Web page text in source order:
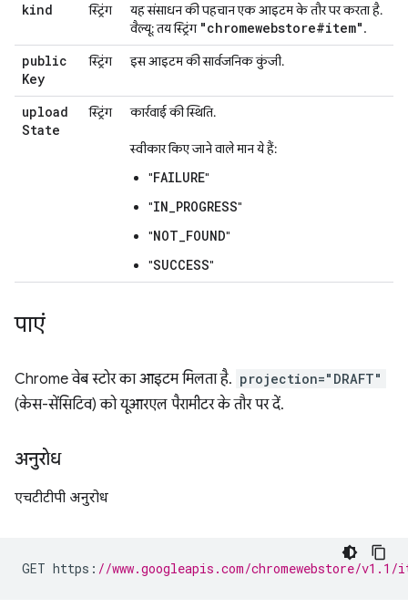
kind स्ट्रिंग
यह संसाधन की पहचान एक आइटम के तौर पर करता है.
वैल्यू: तय स्ट्रिंग "chromewebstore#item".
public
Key
स्ट्रिंग इस आइटम की सार्वजनिक कुंजी.
upload
State
स्ट्रिंग कार्रवाई की स्थिति.
स्वीकार किए जाने वाले मान ये हैं:
"FAILURE"
"IN_PROGRESS"
"NOT_FOUND"
"SUCCESS"
पाएं
Chrome वेब स्टोर का आइटम मिलता है. projection="DRAFT"
(केस-सेंसिटिव) को यूआरएल पैरामीटर के तौर पर दें.
अनुरोध
एचटीटीपी अनुरोध
GET https : //www.googleapis.com/chromewebstore/